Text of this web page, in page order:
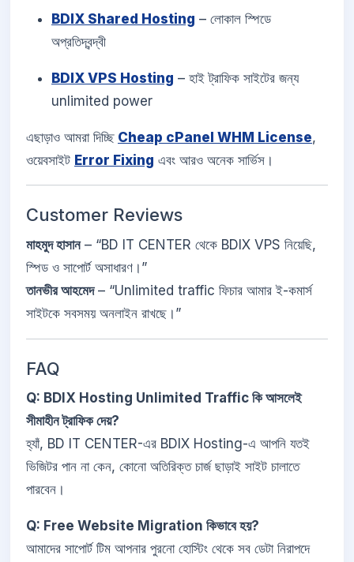
BDIX Shared Hosting – লোকাল স্পিডে
অপ্রতিদ্বন্দ্বী
BDIX VPS Hosting – হাই ট্রাফিক সাইটের জন্য
unlimited power
এছাড়াও আমরা দিচ্ছি Cheap cPanel WHM License,
ওয়েবসাইট Error Fixing এবং আরও অনেক সার্ভিস।
Customer Reviews
মাহমুদ হাসান– “BD IT CENTER থেকে BDIX VPS নিয়েছি,
স্পিড ও সাপোর্ট অসাধারণ।”
তানভীর আহমেদ– “Unlimited traffic ফিচার আমার ই-কমার্স
সাইটকে সবসময় অনলাইন রাখছে।”
FAQ
Q: BDIX Hosting Unlimited Traffic কি আসলেই
সীমাহীন ট্রাফিক দেয়?
হ্যাঁ, BD IT CENTER-এর BDIX Hosting-এ আপনি যতই
ভিজিটর পান না কেন, কোনো অতিরিক্ত চার্জ ছাড়াই সাইট চালাতে
পারবেন।
Q: Free Website Migration কিভাবে হয়?
আমাদের সাপোর্ট টিম আপনার পুরনো হোস্টিং থেকে সব ডেটা নিরাপদে